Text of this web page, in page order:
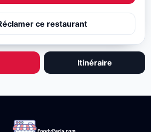
ce restaurant
Itinéraire